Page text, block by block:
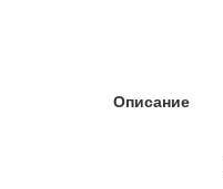
Описание